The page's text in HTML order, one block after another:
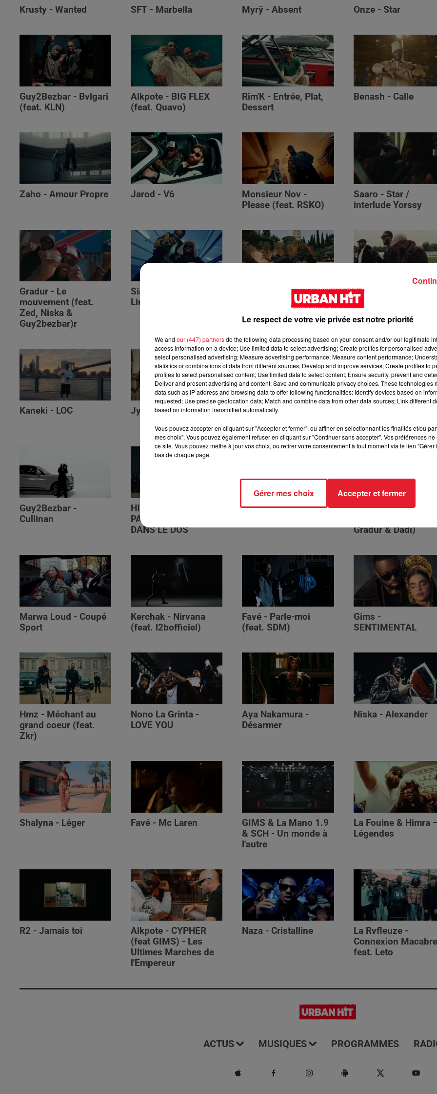
Krusty - Wanted SFT - Marbella Myrÿ - Absent Onze - Star
Guy2Bezbar - Bvlgari
(feat. KLN)
Alkpote - BIG FLEX
(feat. Quavo)
Rim'K - Entrée, Plat,
Dessert
Benash - Calle
Zaho - Amour Propre Jarod - V6
Monsieur Nov‬ -
Please (feat. RSKO)
Saaro - Star /
interlude Yorssy
Gradur - Le
mouvement (feat.
Zed, Niska &
Guy2bezbar)r
Siaka & Dr. Yaro - Les
Limites
Kore & Zamdane -
Franglish &
Génération Impolie
Kaneki - LOC Jyeuhair - AH BON Zed - Loyal
Guy2Bezbar -
Cullinan
HIMRA, NINHO, NO
PAIN NO GAIN -
DANS LE DOS
GUIZMO - T’CHALLA
NAZA - BANG
Gradur & Dadi)
Marwa Loud - Coupé
Sport
Kerchak - Nirvana
(feat. ‪l2bofficiel‬)
Favé - Parle-moi
(feat. SDM)
Gims -
SENTIMENTAL
Hmz - Méchant au
grand coeur (feat.
Zkr)
Nono La Grinta -
LOVE YOU
Aya Nakamura -
Désarmer
Niska - Alexander
Shalyna - Léger Favé - Mc Laren
GIMS & La Mano 1.9
& SCH - Un monde à
l'autre
La Fouine & Himra
Légendes
R2 - Jamais toi
Alkpote - CYPHER
(feat GIMS) - Les
Ultimes Marches de
l'Empereur
Naza - Cristalline
La Rvfleuze -
Connexion Macabre
feat. Leto
ACTUS MUSIQUES PROGRAMMES
Le respect de votre vie privée est notre priorité
We and our (447) partnersdo the following data processing based on your consent and/or our legitimate
access information on a device; Use limited data to select advertising; Create profiles for personalised
select personalised advertising; Measure advertising performance; Measure content performance;
statistics or combinations of data from different sources; Develop and improve services; Create profiles to
profiles to select personalised content; Use limited data to select content; Ensure security, prevent and
Deliver and present advertising and content; Save and communicate privacy choices. These technologies
data such as IP address and browsing data to offer following functionalities: Identify devices based on
requested; Use precise geolocation data; Match and combine data from other data sources; Link different
based on information transmitted automatically.
Vous pouvez accepter en cliquant sur "Accepter et fermer", ou affiner en sélectionnant les finalités et/ou
mes choix". Vous pouvez également refuser en cliquant sur "Continuer sans accepter". Vos préférences
ce site. Vous pouvez mettre à jour vos choix, ou retirer votre consentement à tout moment via le lien
bas de chaque page.
Gérer mes choix Accepter et fermer